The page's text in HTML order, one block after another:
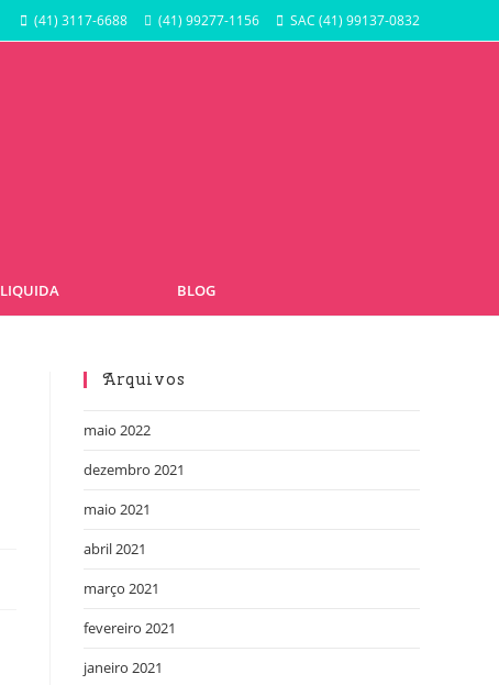
(41) 3117-6688 (41) 99277-1156 SAC (41) 99137-0832
LIQUIDA BLOG
Arquivos
maio 2022
dezembro 2021
maio 2021
abril 2021
março 2021
fevereiro 2021
janeiro 2021